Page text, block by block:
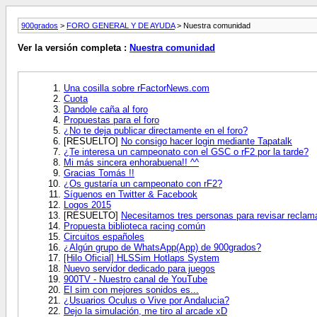
900grados > FORO GENERAL Y DE AYUDA> Nuestra comunidad
Ver la versión completa : Nuestra comunidad
Una cosilla sobre rFactorNews.com
Cuota
Dandole caña al foro
Propuestas para el foro
¿No te deja publicar directamente en el foro?
[RESUELTO] No consigo hacer login mediante Tapatalk
¿Te interesa un campeonato con el GSC o rF2 por la tarde?
Mi más sincera enhorabuena!! ^^
Gracias Tomás !!
¿Os gustaría un campeonato con rF2?
Síguenos en Twitter & Facebook
Logos 2015
[RESUELTO] Necesitamos tres personas para revisar
Propuesta biblioteca racing común
Circuitos españoles
¿Algún grupo de WhatsApp(App) de 900grados?
[Hilo Oficial] HLSSim Hotlaps System
Nuevo servidor dedicado para juegos
900TV - Nuestro canal de YouTube
El sim con mejores sonidos es...
¿Usuarios Oculus o Vive por Andalucia?
Dejo la simulación, me tiro al arcade xD